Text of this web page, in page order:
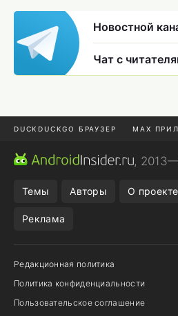
Новостной
Чат с
DUCKDUCKGO БРАУЗЕР MAX
ПРИЛОЖЕНИЯ ANDROID
,
Темы Авторы О проекте
Реклама
Редакционная политика
Политика конфиденциальности
Пользовательское соглашение